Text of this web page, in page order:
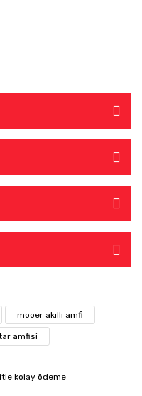
mooer akıllı amfi
amfisi